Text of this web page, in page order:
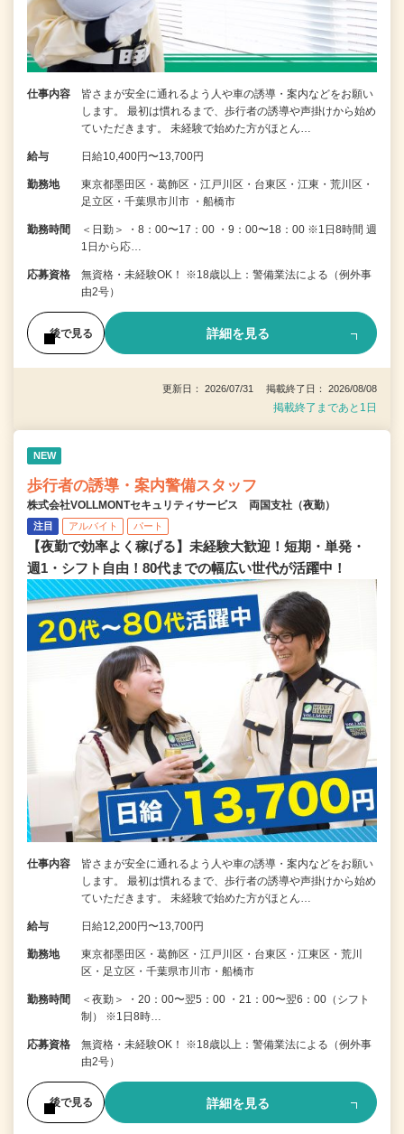
仕事内容
皆さまが安全に通れるよう人や車の誘導・案内などをお願い
します。 最初は慣れるまで、歩行者の誘導や声掛けから始め
ていただきます。 未経験で始めた方がほとん…
給与 日給10,400円〜13,700円
勤務地
東京都墨田区・葛飾区・江戸川区・台東区・江東・荒川区・
足立区・千葉県市川市 ・船橋市
勤務時間
＜日勤＞ ・8：00〜17：00 ・9：00〜18：00 ※1日8時間 週
1日から応…
応募資格
無資格・未経験OK！ ※18歳以上：警備業法による（例外事
由2号）
後で見る 詳細を見る
更新日： 2026/07/31 掲載終了日： 2026/08/08
掲載終了まであと1日
NEW
歩行者の誘導・案内警備スタッフ
株式会社VOLLMONTセキュリティサービス 両国支社（夜勤）
注目 アルバイト パート
【夜勤で効率よく稼げる】未経験大歓迎！短期・単発・
週1・シフト自由！80代までの幅広い世代が活躍中！
仕事内容
皆さまが安全に通れるよう人や車の誘導・案内などをお願い
します。 最初は慣れるまで、歩行者の誘導や声掛けから始め
ていただきます。 未経験で始めた方がほとん…
給与 日給12,200円〜13,700円
勤務地
東京都墨田区・葛飾区・江戸川区・台東区・江東区・荒川
区・足立区・千葉県市川市・船橋市
勤務時間
＜夜勤＞ ・20：00〜翌5：00 ・21：00〜翌6：00（シフト
制） ※1日8時…
応募資格
無資格・未経験OK！ ※18歳以上：警備業法による（例外事
由2号）
後で見る 詳細を見る